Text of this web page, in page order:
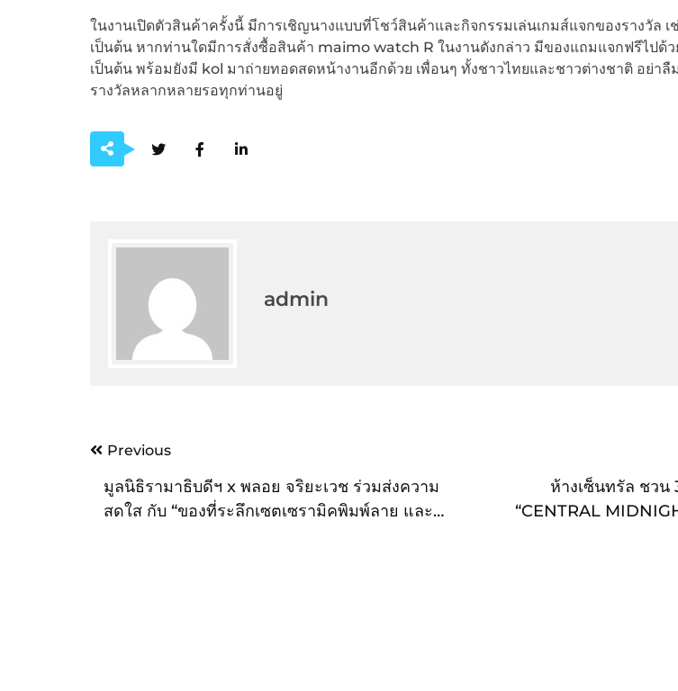
ในงานเปิดตัวสินค้าครั้งนี้ มีการเชิญนางแบบที่โชว์สินค้าและกิจกรรมเล่นเกมส์แจกของรางวัล เ
เป็นต้น หากท่านใดมีการสั่งซื้อสินค้า maimo watch R ในงานดังกล่าว มีของแถมแจกฟรีไปด้ว
เป็นต้น พร้อมยังมี kol มาถ่ายทอดสดหน้างานอีกด้วย เพื่อนๆ ทั้งชาวไทยและชาวต่างชาติ อย่าลื
รางวัลหลากหลายรอทุกท่านอยู่
admin
PostPrevious
มูลนิธิรามาธิบดีฯ x พลอย จริยะเวช ร่วมส่งความ
สดใส กับ “ของที่ระลึกเซตเซรามิคพิมพ์ลาย และ
ห้างเซ็นทรัล ชวน
“CENTRAL